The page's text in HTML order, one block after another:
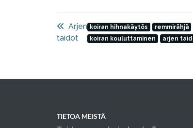
Arjen
taidot
koiran hihnakäytös remmirähjä
koiran kouluttaminen
arjen
TIETOA MEISTÄ